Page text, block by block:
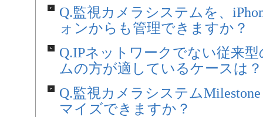
Q.監視カメラシステムを、
ォンからも管理できますか？
Q.IPネットワークでない従来
ムの方が適しているケースは？
Q.監視カメラシステム
マイズできますか？